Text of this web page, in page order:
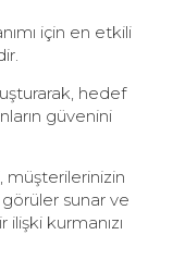
için en etkili
hedef
güvenini
müşterilerinizin
görüler sunar ve
ilişki kurmanızı